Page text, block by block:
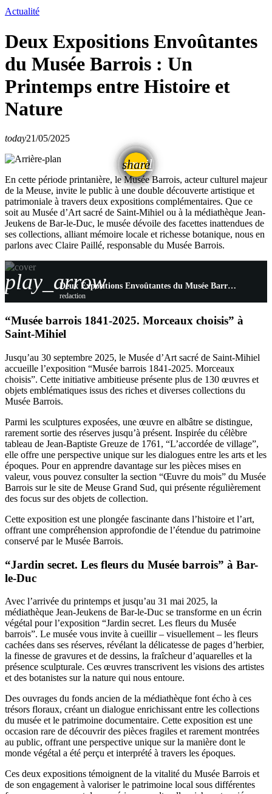
Actualité
Deux Expositions Envoûtantes
du Musée Barrois : Un
Printemps entre Histoire et
Nature
today21/05/2025
share
email
En cette période printanière, le Musée Barrois, acteur culturel majeur
de la Meuse, invite le public à une double découverte artistique et
patrimoniale à travers deux expositions complémentaires. Que ce
soit au Musée d’Art sacré de Saint-Mihiel ou à la médiathèque Jean-
Jeukens de Bar-le-Duc, le musée dévoile des facettes inattendues de
ses collections, alliant mémoire locale et richesse botanique, nous en
parlons avec Claire Paillé, responsable du Musée Barrois.
play_arrow Deux Expositions Envoûtantes du Musée Barrois : Un Printemps entre Histoire et Nature
redaction
“Musée barrois 1841-2025. Morceaux choisis” à
Saint-Mihiel
Jusqu’au 30 septembre 2025, le Musée d’Art sacré de Saint-Mihiel
accueille l’exposition “Musée barrois 1841-2025. Morceaux
choisis”. Cette initiative ambitieuse présente plus de 130 œuvres et
objets emblématiques issus des riches et diverses collections du
Musée Barrois.
Parmi les sculptures exposées, une œuvre en albâtre se distingue,
rarement sortie des réserves jusqu’à présent. Inspirée du célèbre
tableau de Jean-Baptiste Greuze de 1761, “L’accordée de village”,
elle offre une perspective unique sur les dialogues entre les arts et les
époques. Pour en apprendre davantage sur les pièces mises en
valeur, vous pouvez consulter la section “Œuvre du mois” du Musée
Barrois sur le site de Meuse Grand Sud, qui présente régulièrement
des focus sur des objets de collection.
Cette exposition est une plongée fascinante dans l’histoire et l’art,
offrant une compréhension approfondie de l’étendue du patrimoine
conservé par le Musée Barrois.
“Jardin secret. Les fleurs du Musée barrois” à Bar-
le-Duc
Avec l’arrivée du printemps et jusqu’au 31 mai 2025, la
médiathèque Jean-Jeukens de Bar-le-Duc se transforme en un écrin
végétal pour l’exposition “Jardin secret. Les fleurs du Musée
barrois”. Le musée vous invite à cueillir – visuellement – les fleurs
cachées dans ses réserves, révélant la délicatesse de pages d’herbier,
la finesse de gravures et de dessins, la fraîcheur d’aquarelles et la
présence sculpturale. Ces œuvres transcrivent les visions des artistes
et des botanistes sur la nature qui nous entoure.
Des ouvrages du fonds ancien de la médiathèque font écho à ces
trésors floraux, créant un dialogue enrichissant entre les collections
du musée et le patrimoine documentaire. Cette exposition est une
occasion rare de découvrir des pièces fragiles et rarement montrées
au public, offrant une perspective unique sur la manière dont le
monde végétal a été perçu et interprété à travers les époques.
Ces deux expositions témoignent de la vitalité du Musée Barrois et
de son engagement à valoriser le patrimoine local sous différentes